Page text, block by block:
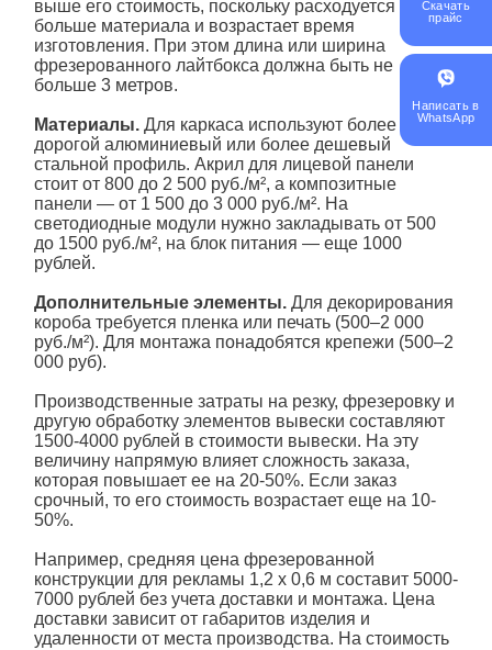
выше его стоимость, поскольку расходуется
больше материала и возрастает время
изготовления. При этом длина или ширина
фрезерованного лайтбокса должна быть не
больше 3 метров.
Материалы. Для каркаса используют более
дорогой алюминиевый или более дешевый
стальной профиль. Акрил для лицевой панели
стоит от 800 до 2 500 руб./м², а композитные
панели — от 1 500 до 3 000 руб./м². На
светодиодные модули нужно закладывать от 500
до 1500 руб./м², на блок питания — еще 1000
рублей.
Дополнительные элементы.Для декорирования
короба требуется пленка или печать (500–2 000
руб./м²). Для монтажа понадобятся крепежи (500–2
000 руб).
Производственные затраты на резку, фрезеровку и
другую обработку элементов вывески составляют
1500-4000 рублей в стоимости вывески. На эту
величину напрямую влияет сложность заказа,
которая повышает ее на 20-50%. Если заказ
срочный, то его стоимость возрастает еще на 10-
50%.
Например, средняя цена фрезерованной
конструкции для рекламы 1,2 х 0,6 м составит 5000-
7000 рублей без учета доставки и монтажа. Цена
доставки зависит от габаритов изделия и
удаленности от места производства. На стоимость
Скачать
прайс
Написать в
WhatsApp